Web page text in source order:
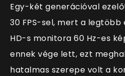
Egy-két generációval
30 FPS-sel, mert a
HD-s monitora 60 Hz-es
ennek vége lett, ezt
hatalmas szerepe volt a